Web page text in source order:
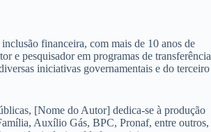
financeira, com mais de 10 anos de
e pesquisador em programas de transferência
iniciativas governamentais e do terceiro
[Nome do Autor] dedica-se à produção
Auxílio Gás, BPC, Pronaf, entre outros,